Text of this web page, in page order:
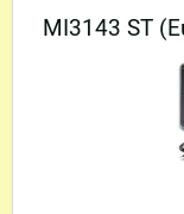
MI3143 ST